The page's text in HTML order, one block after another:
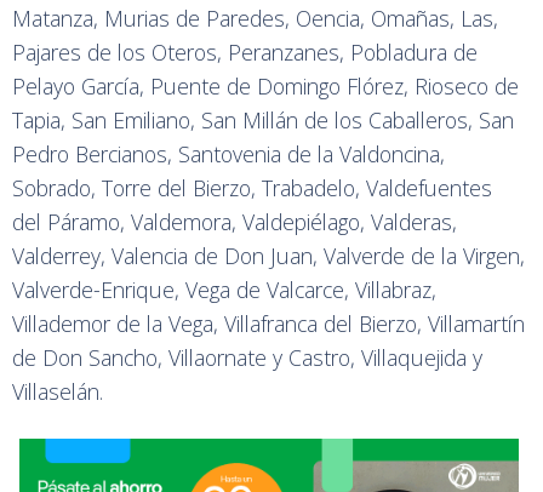
Matanza, Murias de Paredes, Oencia, Omañas, Las,
Pajares de los Oteros, Peranzanes, Pobladura de
Pelayo García, Puente de Domingo Flórez, Rioseco de
Tapia, San Emiliano, San Millán de los Caballeros, San
Pedro Bercianos, Santovenia de la Valdoncina,
Sobrado, Torre del Bierzo, Trabadelo, Valdefuentes
del Páramo, Valdemora, Valdepiélago, Valderas,
Valderrey, Valencia de Don Juan, Valverde de la Virgen,
Valverde-Enrique, Vega de Valcarce, Villabraz,
Villademor de la Vega, Villafranca del Bierzo, Villamartín
de Don Sancho, Villaornate y Castro, Villaquejida y
Villaselán.